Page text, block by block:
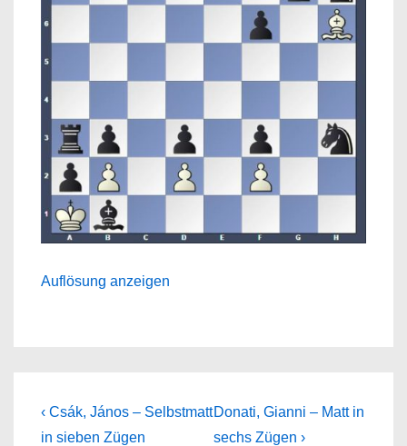
Auflösung anzeigen
Beitragsnavigation
Previous
Post
‹ Csák, János – Selbstmatt
in sieben Zügen
Next
Post
Donati, Gianni – Matt in
sechs Zügen ›